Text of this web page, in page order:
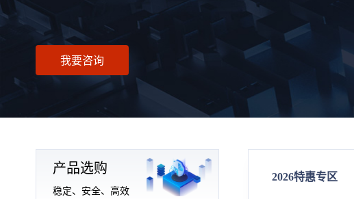
我要咨询
产品选购
稳定、安全、高效
2026特惠专区